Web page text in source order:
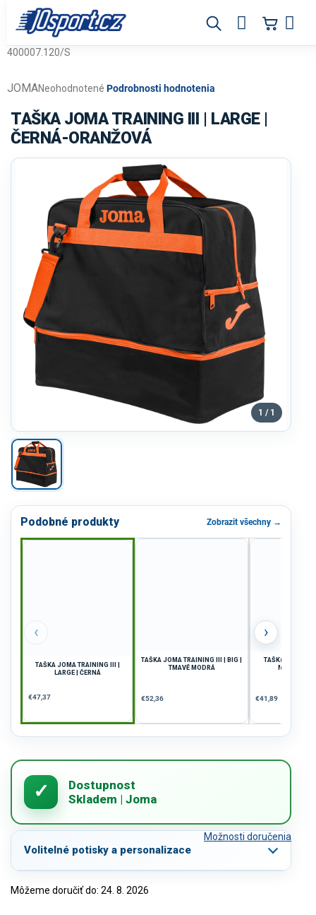
obsah
400007.120/S
Priemerné
produktu
je
0,0
Neohodnotené Podrobnosti hodnotenia
JOMA
TAŠKA JOMA TRAINING III | LARGE |
ČERNÁ-ORANŽOVÁ
1 / 1
Podobné produkty Zobrazit všechny →
‹
TAŠKA JOMA TRAINING III |
LARGE | ČERNÁ
€47,37
TAŠKA JOMA TRAINING III | BIG |
TMAVĚ MODRÁ
€52,36
TAŠKA JOMA
MEDIUM |
€41,89
›
Volitelné potisky a personalizace
Môžeme doručiť do: 24. 8. 2026
Možnosti doručenia